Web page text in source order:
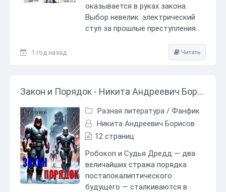
оказывается в руках закона.
Выбор невелик: электрический
стул за прошлые преступления...
1 год назад Читать
Закон и Порядок - Никита Андреевич Борисов
Разная литература/ Фанфик
Никита Андреевич Борисов
12 страниц
Робокоп и Судья Дредд — два
величайших стража порядка
постапокалиптического
будущего — сталкиваются в